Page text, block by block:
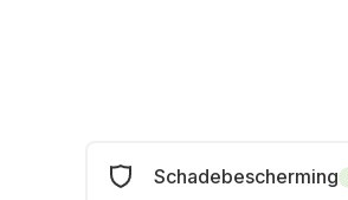
Schadebescherming